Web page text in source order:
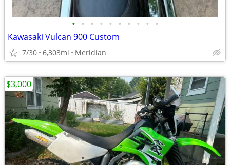
• • • • • • • • • •
Kawasaki Vulcan 900 Custom
7/30 6,303mi Meridian
$3,000